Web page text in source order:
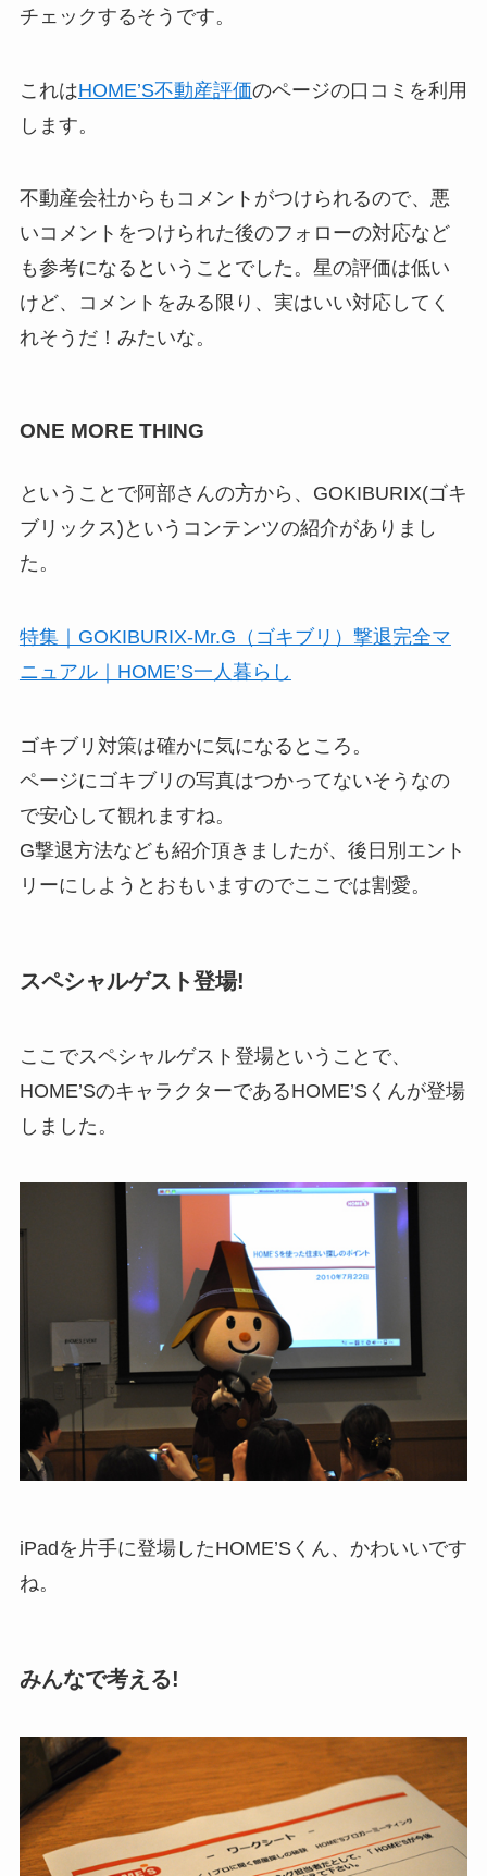
チェックするそうです。
これはHOME’S不動産評価のページの口コミを利用
します。
不動産会社からもコメントがつけられるので、悪
いコメントをつけられた後のフォローの対応など
も参考になるということでした。星の評価は低い
けど、コメントをみる限り、実はいい対応してく
れそうだ！みたいな。
ONE MORE THING
ということで阿部さんの方から、GOKIBURIX(ゴキ
ブリックス)というコンテンツの紹介がありまし
た。
特集｜GOKIBURIX-Mr.G（ゴキブリ）撃退完全マ
ニュアル｜HOME’S一人暮らし
ゴキブリ対策は確かに気になるところ。
ページにゴキブリの写真はつかってないそうなの
で安心して観れますね。
G撃退方法なども紹介頂きましたが、後日別エント
リーにしようとおもいますのでここでは割愛。
スペシャルゲスト登場!
ここでスペシャルゲスト登場ということで、
HOME’SのキャラクターであるHOME’Sくんが登場
しました。
iPadを片手に登場したHOME’Sくん、かわいいです
ね。
みんなで考える!